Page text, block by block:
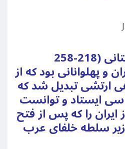
یعقوب لیث سیستانی (218-258
و پهلوانانی بود که از
ارتشی تبدیل شد که
ایستاد و توانست
را که پس از فتح
سلطه خلفای عرب